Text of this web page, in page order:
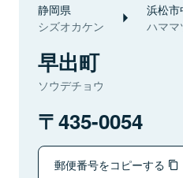
静岡県
シズオカケン
浜松
ハママ
早出町
ソウデチョウ
435-0054
郵便番号をコピーする